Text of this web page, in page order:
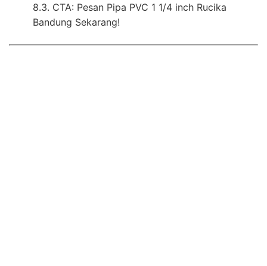
8.3. CTA: Pesan Pipa PVC 1 1/4 inch Rucika
Bandung Sekarang!